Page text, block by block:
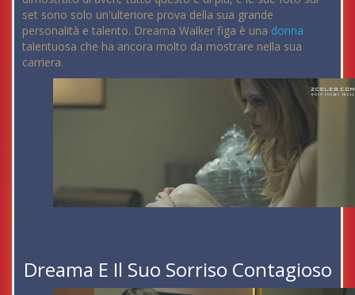
set sono solo un'ulteriore prova della sua grande
personalità e talento. Dreama Walker figa è una donna
talentuosa che ha ancora molto da mostrare nella sua
carriera.
Dreama E Il Suo Sorriso Contagioso